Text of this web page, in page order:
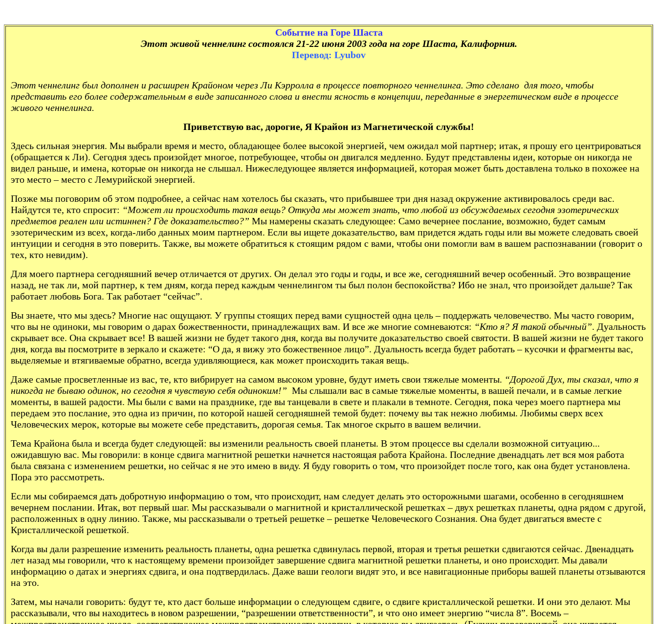
Событие на Горе Шаста
Этот живой ченнелинг состоялся 21-22 июня 2003 года на горе Шаста, Калифорния.
Перевод: Lyubov
Этот ченнелинг был дополнен и расширен Крайоном через Ли Кэрролла в процессе повторного ченнелинга. Это сделано для того, чтобы
представить его более содержательным в виде записанного слова и внести ясность в концепции, переданные в энергетическом виде в процессе
живого ченнелинга.
Приветствую вас, дорогие, Я Крайон из Магнетической службы!
Здесь сильная энергия. Мы выбрали время и место, обладающее более высокой энергией, чем ожидал мой партнер; итак, я прошу его центрироваться
(обращается к Ли). Сегодня здесь произойдет многое, потребующее, чтобы он двигался медленно. Будут представлены идеи, которые он никогда не
видел раньше, и имена, которые он никогда не слышал. Нижеследующее является информацией, которая может быть доставлена только в похожее на
это место – место с Лемурийской энергией.
Позже мы поговорим об этом подробнее, а сейчас нам хотелось бы сказать, что прибывшее три дня назад окружение активировалось среди вас.
Найдутся те, кто спросит: “Может ли происходить такая вещь? Откуда мы может знать, что любой из обсуждаемых сегодня эзотерических
предметов реален или истиннен? Где доказательство?” Мы намерены сказать следующее: Само вечернее послание, возможно, будет самым
эзотерическим из всех, когда-либо данных моим партнером. Если вы ищете доказательство, вам придется ждать годы или вы можете следовать своей
интуиции и сегодня в это поверить. Также, вы можете обратиться к стоящим рядом с вами, чтобы они помогли вам в вашем распознавании (говорит о
тех, кто невидим).
Для моего партнера сегодняшний вечер отличается от других. Он делал это годы и годы, и все же, сегодняшний вечер особенный. Это возвращение
назад, не так ли, мой партнер, к тем дням, когда перед каждым ченнелингом ты был полон беспокойства? Ибо не знал, что произойдет дальше? Так
работает любовь Бога. Так работает “сейчас”.
Вы знаете, что мы здесь? Многие нас ощущают. У группы стоящих перед вами сущностей одна цель – поддержать человечество. Мы часто говорим,
что вы не одиноки, мы говорим о дарах божественности, принадлежащих вам. И все же многие сомневаются: “Кто я? Я такой обычный”. Дуальность
скрывает все. Она скрывает все! В вашей жизни не будет такого дня, когда вы получите доказательство своей святости. В вашей жизни не будет такого
дня, когда вы посмотрите в зеркало и скажете: “О да, я вижу это божественное лицо”. Дуальность всегда будет работать – кусочки и фрагменты вас,
выделяемые и втягиваемые обратно, всегда удивляющиеся, как может происходить такая вещь.
Даже самые просветленные из вас, те, кто вибрирует на самом высоком уровне, будут иметь свои тяжелые моменты. “Дорогой Дух, ты сказал, что я
никогда не бываю одинок, но сегодня я чувствую себя одиноким!” Мы слышали вас в самые тяжелые моменты, в вашей печали, и в самые легкие
моменты, в вашей радости. Мы были с вами на празднике, где вы танцевали в свете и плакали в темноте. Сегодня, пока через моего партнера мы
передаем это послание, это одна из причин, по которой нашей сегодняшней темой будет: почему вы так нежно любимы. Любимы сверх всех
Человеческих мерок, которые вы можете себе представить, дорогая семья. Так многое скрыто в вашем величии.
Тема Крайона была и всегда будет следующей: вы изменили реальность своей планеты. В этом процессе вы сделали возможной ситуацию...
ожидавшую вас. Мы говорили: в конце сдвига магнитной решетки начнется настоящая работа Крайона. Последние двенадцать лет вся моя работа
была связана с изменением решетки, но сейчас я не это имею в виду. Я буду говорить о том, что произойдет после того, как она будет установлена.
Пора это рассмотреть.
Если мы собираемся дать добротную информацию о том, что происходит, нам следует делать это осторожными шагами, особенно в сегодняшнем
вечернем послании. Итак, вот первый шаг. Мы рассказывали о магнитной и кристаллической решетках – двух решетках планеты, одна рядом с другой,
расположенных в одну линию. Также, мы рассказывали о третьей решетке – решетке Человеческого Сознания. Она будет двигаться вместе с
Кристаллической решеткой.
Когда вы дали разрешение изменить реальность планеты, одна решетка сдвинулась первой, вторая и третья решетки сдвигаются сейчас. Двенадцать
лет назад мы говорили, что к настоящему времени произойдет завершение сдвига магнитной решетки планеты, и оно происходит. Мы давали
информацию о датах и энергиях сдвига, и она подтвердилась. Даже ваши геологи видят это, и все навигационные приборы вашей планеты отзываются
на это.
Затем, мы начали говорить: будут те, кто даст больше информации о следующем сдвиге, о сдвиге кристаллической решетки. И они это делают. Мы
рассказывали, что вы находитесь в новом разрешении, “разрешении ответственности”, и что оно имеет энергию “числа 8”. Восемь –